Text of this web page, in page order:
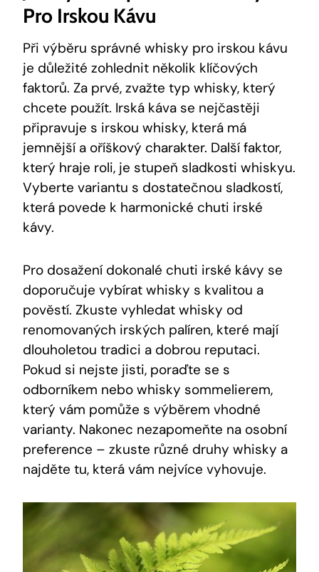
Pro Irskou Kávu
Při výběru správné whisky pro irskou kávu
je důležité zohlednit několik klíčových
faktorů. Za prvé, zvažte typ whisky, který
chcete použít. Irská káva se nejčastěji
připravuje s irskou whisky, která má
jemnější a oříškový charakter. Další faktor,
který hraje roli, je stupeň sladkosti whiskyu.
Vyberte variantu s dostatečnou sladkostí,
která povede k harmonické chuti irské
kávy.
Pro dosažení dokonalé chuti irské kávy se
doporučuje vybírat whisky s kvalitou a
pověstí. Zkuste vyhledat whisky od
renomovaných irských palíren, které mají
dlouholetou tradici a dobrou reputaci.
Pokud si nejste jisti, poraďte se s
odborníkem nebo whisky sommelierem,
který vám pomůže s výběrem vhodné
varianty. Nakonec nezapomeňte na osobní
preference – zkuste různé druhy whisky a
najděte tu, která vám nejvíce vyhovuje.